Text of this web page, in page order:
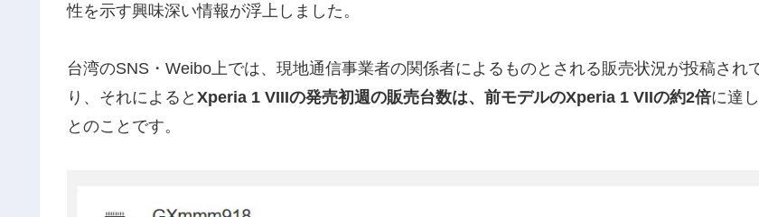
性を示す興味深い情報が浮上しました。
台湾のSNS・Weibo上では、現地通信事業者の関係者によるものとされる販売状況が投稿され
り、それによると Xperia 1 VIIIの発売初週の販売台数は、前モデルのXperia 1 VIIの約2倍に達
とのことです。